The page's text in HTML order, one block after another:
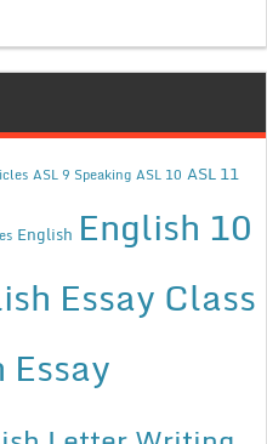
ASL 9 Speaking ASL 10 ASL 11
English English 10
Essay Class
Essay